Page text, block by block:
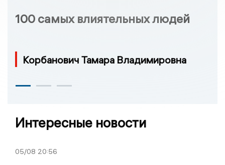
100 самых влиятельных людей
Корбанович Тамара Владимировна
Интересные новости
05/08 20:56